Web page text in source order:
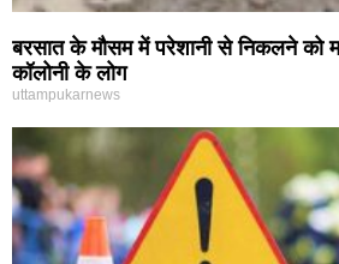
बरसात के मौसम में परेशानी से निकलने को
कॉलोनी के लोग
uttampukarnews